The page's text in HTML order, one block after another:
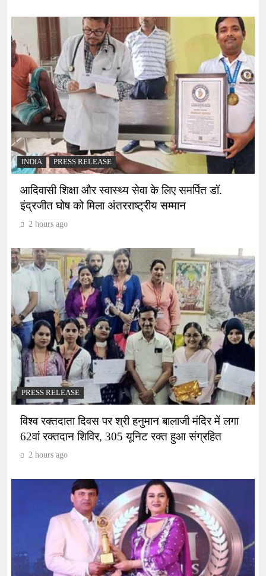
INDIA PRESS RELEASE
आदिवासी शिक्षा और स्वास्थ्य सेवा के लिए समर्पित डॉ.
इंद्रजीत घोष को मिला अंतरराष्ट्रीय सम्मान
2 hours ago
PRESS RELEASE
विश्व रक्तदाता दिवस पर श्री हनुमान बालाजी मंदिर में लगा
62वां रक्तदान शिविर, 305 यूनिट रक्त हुआ संग्रहित
2 hours ago